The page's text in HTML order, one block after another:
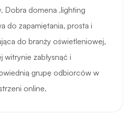
Dobra domena .lighting
do zapamiętania, prosta i
do branży oświetleniowej,
witrynie zabłysnąć i
grupę odbiorców w
online.